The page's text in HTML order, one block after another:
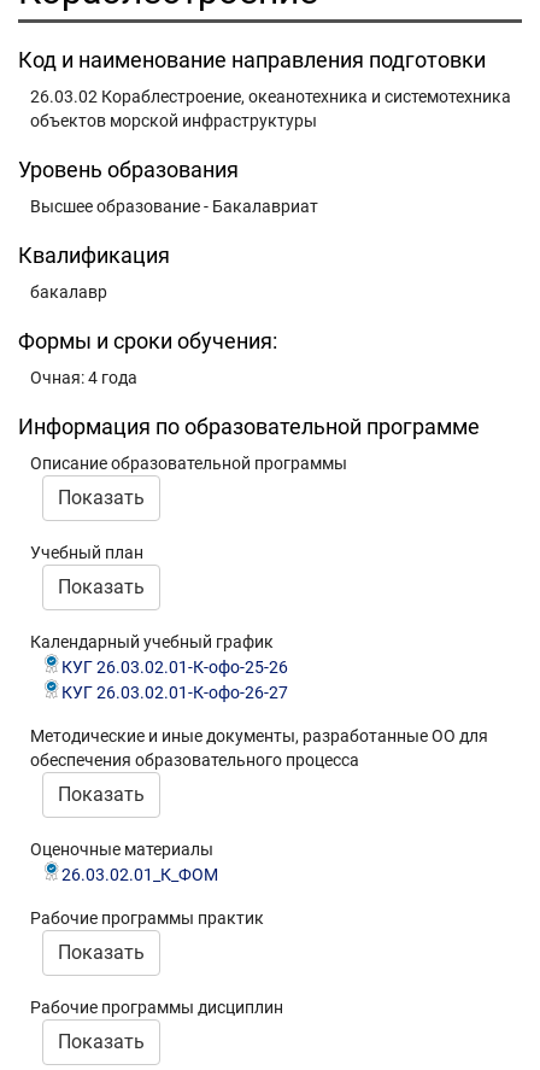
Код и наименование направления подготовки
26.03.02 Кораблестроение, океанотехника и системотехника
объектов морской инфраструктуры
Уровень образования
Высшее образование - Бакалавриат
Квалификация
бакалавр
Формы и сроки обучения:
Очная: 4 года
Информация по образовательной программе
Описание образовательной программы
Показать
Учебный план
Показать
Календарный учебный график
КУГ 26.03.02.01-К-офо-25-26
КУГ 26.03.02.01-К-офо-26-27
Методические и иные документы, разработанные ОО для
обеспечения образовательного процесса
Показать
Оценочные материалы
26.03.02.01_К_ФОМ
Рабочие программы практик
Показать
Рабочие программы дисциплин
Показать